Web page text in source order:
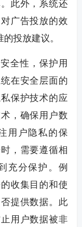
此外，系统还
广告投放的效
投放建议。
全性，保护用
在安全层面的
保护技术的应
，确保用户数
用户隐私的保
，需要遵循相
充分保护。例
收集目的和使
提供数据。此
用户数据被非